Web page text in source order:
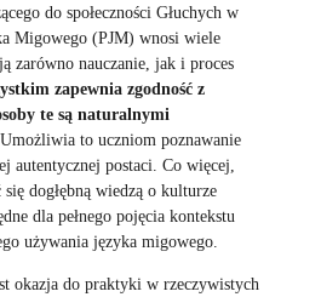
do społeczności Głuchych w
Migowego (PJM) wnosi wiele
zarówno nauczanie, jak i proces
zapewnia zgodność z
te są naturalnymi
Umożliwia to uczniom poznawanie
autentycznej postaci. Co więcej,
dogłębną wiedzą o kulturze
dla pełnego pojęcia kontekstu
używania języka migowego.
okazja do praktyki w rzeczywistych